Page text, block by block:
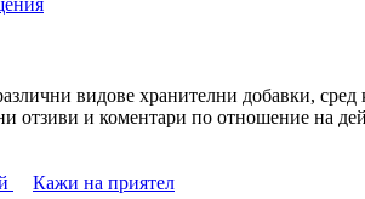
видове хранителни добавки,
и коментари по отношение на
Кажи на приятел